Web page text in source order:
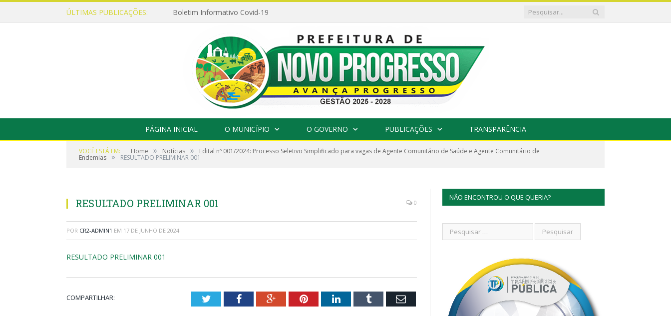
ÚLTIMAS PUBLICAÇÕES: Boletim Informativo Covid-19
PÁGINA INICIAL O MUNICÍPIO O GOVERNO PUBLICAÇÕES TRANSPARÊNCIA
VOCÊ ESTÁ EM: Home » Notícias » Edital nº 001/2024: Processo Seletivo Simplificado para vagas de Agente Comunitário de Saúde e Agente Comunitário de
Endemias » RESULTADO PRELIMINAR 001
RESULTADO PRELIMINAR 001 0
POR CR2-ADMIN1 EM 17 DE JUNHO DE 2024
RESULTADO PRELIMINAR 001
COMPARTILHAR: TwitterFacebookGoogle+PinterestLinkedInTumblr Email
NÃO ENCONTROU O QUE QUERIA?